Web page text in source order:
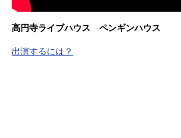
高円寺ライブハウス ペンギンハウス
出演するには？